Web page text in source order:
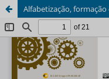
Alfabetização,